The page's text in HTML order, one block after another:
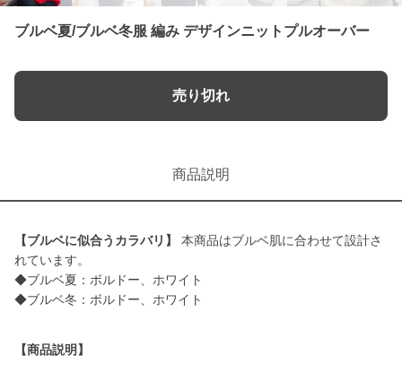
ブルベ夏/ブルベ冬服 編み デザインニットプルオーバー
売り切れ
商品説明
【ブルベに似合うカラバリ】
本商品はブルベ肌に合わせて設計さ
れています。
◆ブルベ夏：ボルドー、ホワイト
◆ブルベ冬：ボルドー、ホワイト
【商品説明】